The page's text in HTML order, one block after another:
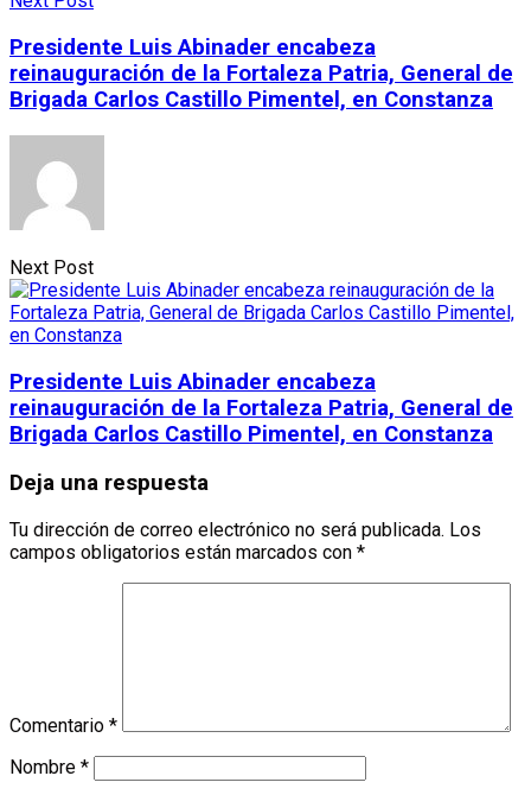
Presidente Luis Abinader encabeza
reinauguración de la Fortaleza Patria, General de
Brigada Carlos Castillo Pimentel, en Constanza
Next Post
Presidente Luis Abinader encabeza
reinauguración de la Fortaleza Patria, General de
Brigada Carlos Castillo Pimentel, en Constanza
Deja una respuesta
Tu dirección de correo electrónico no será publicada. Los
campos obligatorios están marcados con *
Comentario *
Nombre *